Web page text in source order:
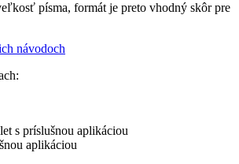
písma, formát je preto vhodný skôr pre
návodoch
s príslušnou aplikáciou
aplikáciou